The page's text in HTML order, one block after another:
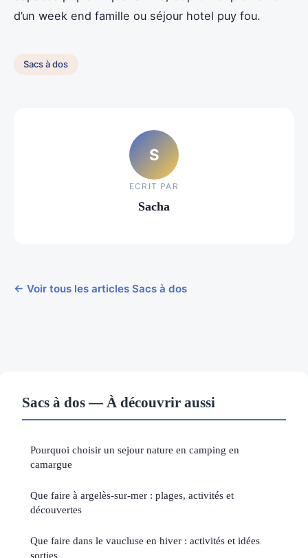
d’un week end famille ou séjour hotel puy fou.
Sacs à dos
S
ECRIT PAR
Sacha
← Voir tous les articles Sacs à dos
Sacs à dos — À découvrir aussi
Pourquoi choisir un sejour nature en camping en
camargue
Que faire à argelès-sur-mer : plages, activités et
découvertes
Que faire dans le vaucluse en hiver : activités et idées
sorties